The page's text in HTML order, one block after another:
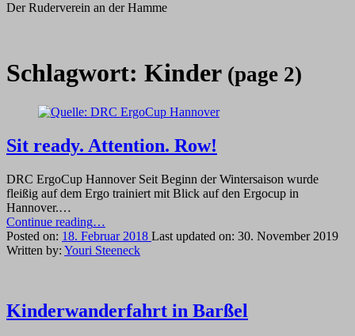
Der Ruderverein an der Hamme
Schlagwort: Kinder (page 2)
Sit ready. Attention. Row!
DRC ErgoCup Hannover Seit Beginn der Wintersaison wurde
fleißig auf dem Ergo trainiert mit Blick auf den Ergocup in
Hannover.…
Continue reading“Sit
ready.
Attention.
…
Posted on: 18. Februar 2018 Last updated on: 30. November 2019
Written by: Youri Steeneck
Kinderwanderfahrt in Barßel